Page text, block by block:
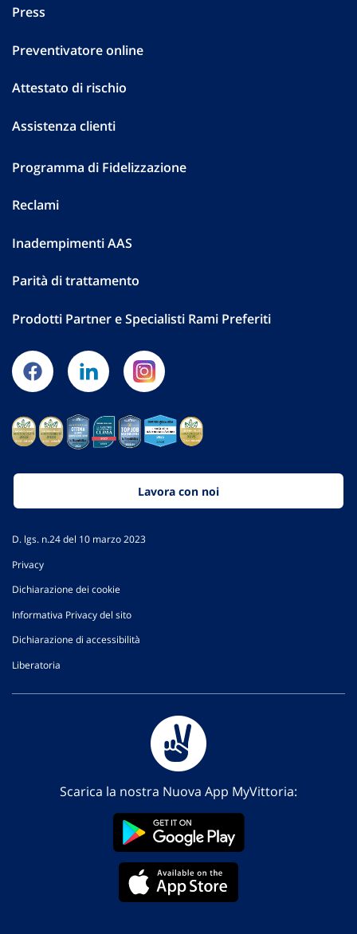
Press
Preventivatore online
Attestato di rischio
Assistenza clienti
Programma di Fidelizzazione
Reclami
Inadempimenti AAS
Parità di trattamento
Prodotti Partner e Specialisti Rami Preferiti
Lavora con noi
D. lgs. n.24 del 10 marzo 2023
Privacy
Dichiarazione dei cookie
Informativa Privacy del sito
Dichiarazione di accessibilità
Liberatoria
Scarica la nostra Nuova App MyVittoria: